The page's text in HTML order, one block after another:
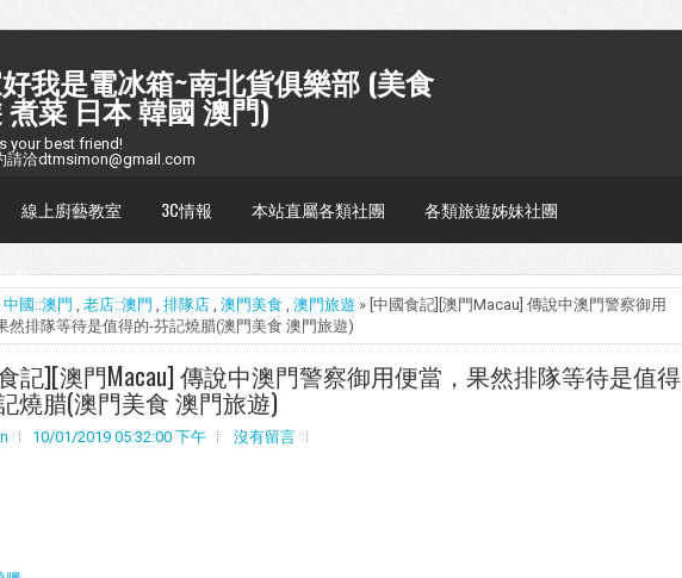
我是電冰箱~南北貨俱樂部 (美食
煮菜 日本 韓國 澳門)
your best friend!
請洽dtmsimon@gmail.com
線上廚藝教室 3C情報 本站直屬各類社團 各類旅遊姊妹社團
中國::澳門 , 老店::澳門 , 排隊店 , 澳門美食 , 澳門旅遊 » [中國食記][澳門Macau] 傳說中澳門警察御用
然排隊等待是值得的-芬記燒腊(澳門美食 澳門旅遊)
記][澳門Macau] 傳說中澳門警察御用便當，果然排隊等待是值得
燒腊(澳門美食 澳門旅遊)
10/01/2019 05:32:00 下午 沒有留言